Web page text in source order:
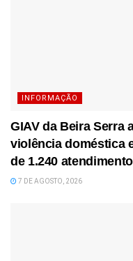
INFORMAÇÃO
GIAV da Beira Serra
violência doméstica
de 1.240
7 DE AGOSTO, 2026